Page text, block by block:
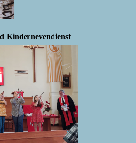
Kindernevendienst